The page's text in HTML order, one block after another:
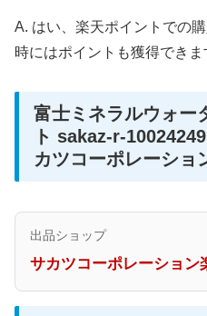
A. はい、楽天ポイントでの
時にはポイントも獲得できま
富士ミネラルウォー
ト sakaz-r-
カツコーポレーショ
出品ショップ
サカツコーポレーション